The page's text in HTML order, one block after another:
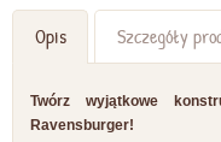
Opis
Twórz wyjątkowe
Ravensburger!